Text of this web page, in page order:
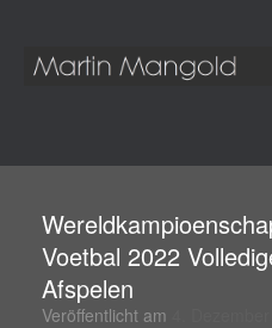
Voetbal 2022
Afspelen
Veröffentlicht am